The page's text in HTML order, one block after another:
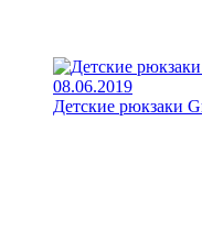
08.06.2019
Детские рюкзаки